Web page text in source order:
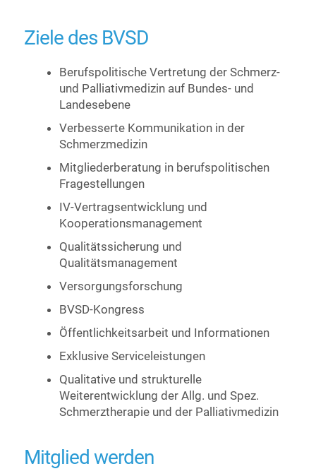
Ziele des BVSD
Berufspolitische Vertretung der Schmerz-
und Palliativmedizin auf Bundes- und
Landesebene
Verbesserte Kommunikation in der
Schmerzmedizin
Mitgliederberatung in berufspolitischen
Fragestellungen
IV-Vertragsentwicklung und
Kooperationsmanagement
Qualitätssicherung und
Qualitätsmanagement
Versorgungsforschung
BVSD-Kongress
Öffentlichkeitsarbeit und Informationen
Exklusive Serviceleistungen
Qualitative und strukturelle
Weiterentwicklung der Allg. und Spez.
Schmerztherapie und der Palliativmedizin
Mitglied werden